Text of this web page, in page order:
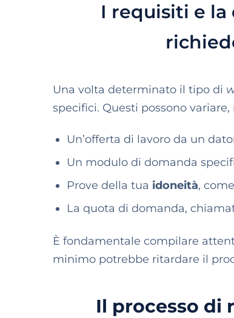
I requisiti e la
Una volta determinato il tipo di
specifici. Questi possono
Un’offerta di lavoro da un
Un modulo di domanda
Prove della tua idoneità,
La quota di domanda,
È fondamentale compilare
minimo potrebbe ritardare il
Il processo di